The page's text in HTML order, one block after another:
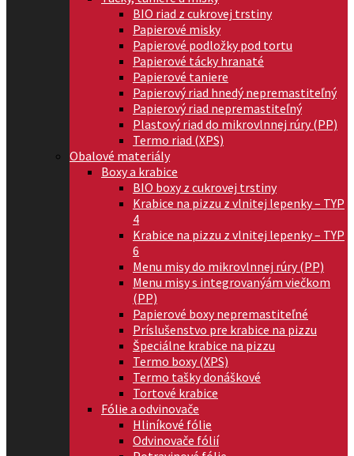
BIO riad z cukrovej trstiny
Papierové misky
Papierové podložky pod tortu
Papierové tácky hranaté
Papierové taniere
Papierový riad hnedý nepremastiteľný
Papierový riad nepremastiteľný
Plastový riad do mikrovlnnej rúry (PP)
Termo riad (XPS)
Obalové materiály
Boxy a krabice
BIO boxy z cukrovej trstiny
Krabice na pizzu z vlnitej lepenky – TYP
4
Krabice na pizzu z vlnitej lepenky – TYP
6
Menu misy do mikrovlnnej rúry (PP)
Menu misy s integrovanýám viečkom
(PP)
Papierové boxy nepremastiteľné
Príslušenstvo pre krabice na pizzu
Špeciálne krabice na pizzu
Termo boxy (XPS)
Termo tašky donáškové
Tortové krabice
Fólie a odvinovače
Hliníkové fólie
Odvinovače fólií